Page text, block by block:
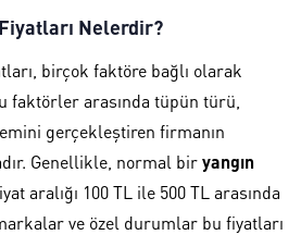
Nelerdir?
birçok faktöre bağlı olarak
faktörler arasında tüpün türü,
gerçekleştiren firmanın
Genellikle, normal biryangın
aralığı 100 TL ile 500 TL arasında
ve özel durumlar bu fiyatları